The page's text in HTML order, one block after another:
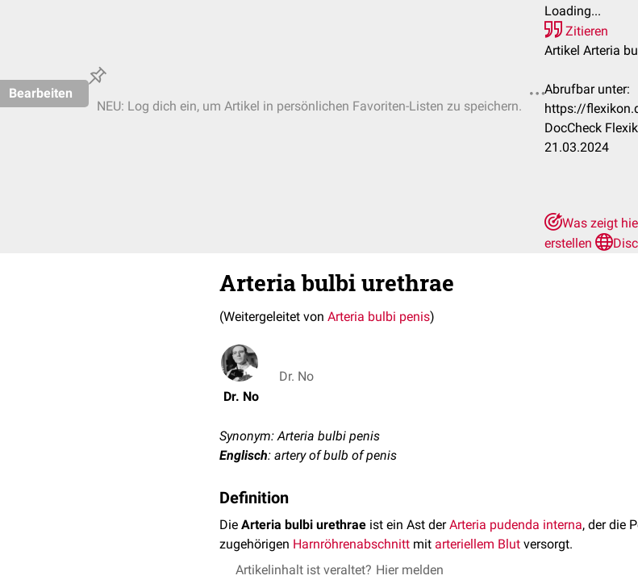
Bearbeiten
NEU: Log dich ein, um Artikel in persönlichen Favoriten-Listen zu speichern.
Loading...
Zitieren
Artikel Arteria
Abrufbar unter:
https://
DocCheck
21.03.2024
Was zeigt
erstellen
Arteria bulbi urethrae
(Weitergeleitet von Arteria bulbi penis)
Dr. No
Dr. No
Synonym: Arteria bulbi penis
Englisch: artery of bulb of penis
Definition
Die Arteria bulbi urethrae ist ein Ast derArteria pudenda interna, der die
zugehörigen Harnröhrenabschnitt mit arteriellem Blut versorgt.
Artikelinhalt ist veraltet? Hier melden